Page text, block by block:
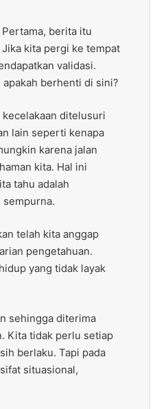
berita itu
kita pergi ke tempat
validasi.
berhenti di sini?
ditelusuri
lain seperti kenapa
karena jalan
kita. Hal ini
tahu adalah
sempurna.
telah kita anggap
pengetahuan.
yang tidak layak
sehingga diterima
Kita tidak perlu setiap
berlaku. Tapi pada
situasional,